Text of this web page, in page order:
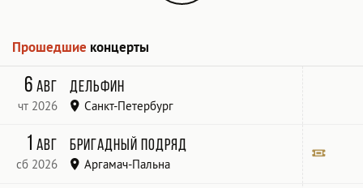
Прошедшие концерты
6авг
чт 2026
Дельфин
Санкт-Петербург
1авг
сб 2026
Бригадный подряд
Аргамач-Пальна